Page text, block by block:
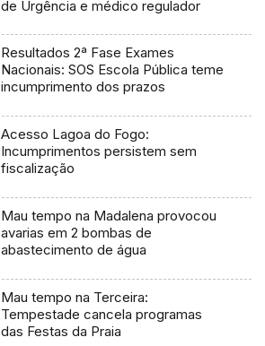
de Urgência e médico regulador
Resultados 2ª Fase Exames
Nacionais: SOS Escola Pública teme
incumprimento dos prazos
Acesso Lagoa do Fogo:
Incumprimentos persistem sem
fiscalização
Mau tempo na Madalena provocou
avarias em 2 bombas de
abastecimento de água
Mau tempo na Terceira:
Tempestade cancela programas
das Festas da Praia